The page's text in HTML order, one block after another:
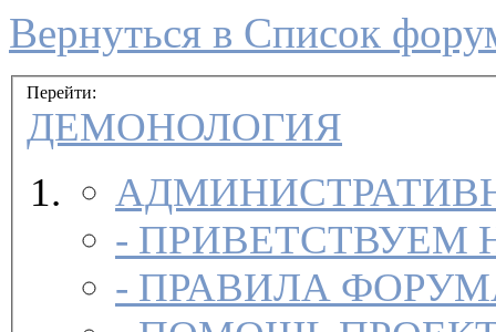
Вернуться в Список
Перейти:
ДЕМОНОЛОГИЯ
- ПРИВЕТСТВУЕМ
-
ПРАВИЛА